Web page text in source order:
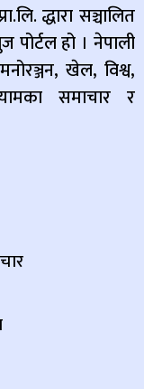
द्धारा सञ्चालित
हो । नेपाली
खेल, विश्व,
समाचार र